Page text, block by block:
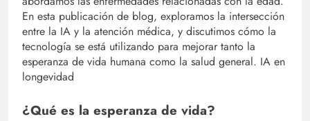
En esta publicación de blog, exploramos la intersección
entre la IA y la atención médica, y discutimos cómo la
tecnología se está utilizando para mejorar tanto la
esperanza de vida humana como la salud general. IA en
longevidad
¿Qué es la esperanza de vida?